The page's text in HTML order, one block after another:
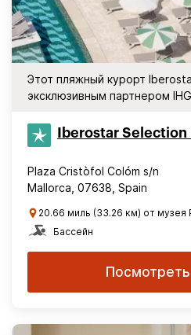
Этот пляжный курорт
эксклюзивным партнером IHG
Iberostar Selection​
Plaza Cristòfol Colóm s/n
Mallorca, 07638, Spain
20.66 миль (33.26 км) от музея
Бассейн